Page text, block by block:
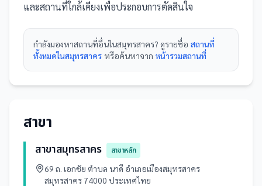
และสถานที่ใกล้เคียงเพื่อประกอบการตัดสินใจ
กำลังมองหาสถานที่อื่นในสมุทรสาคร? ดูรายชื่อ สถานที่
ทั้งหมดในสมุทรสาคร หรือค้นหาจาก หน้ารวมสถานที่
สาขา
สาขาสมุทรสาคร
สาขาหลัก
69 ถ. เอกชัย ตำบล นาดี อำเภอเมืองสมุทรสาคร
สมุทรสาคร 74000 ประเทศไทย